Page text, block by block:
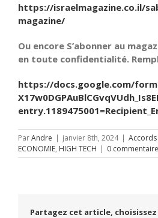
https://israelmagazine.co.il/
magazine/
Ou encore S’abonner au
en toute confidentialité.
https://docs.google.com/
ParAndre | janvier 8th, 2024 |
ECONOMIE, HIGH TECH | 0 commentaire
Partagez cet article,